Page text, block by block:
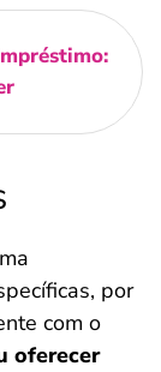
por
com o
oferecer